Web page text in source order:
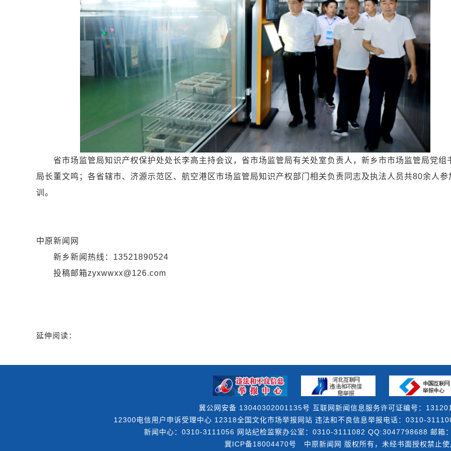
省市场监管局知识产权保护处处长李高主持会议，省市场监管局有关处室负责人，新乡市市场监管局党组
局长董文鸣；各省辖市、济源示范区、航空港区市场监管局知识产权部门相关负责同志及执法人员共80余人参
训。
中原新闻网
新乡新闻热线：13521890524
投稿邮箱zyxwwxx@126.com
延伸阅读：
冀公网安备 13040302001135号 互联网新闻信息服务许可证编号：
12300电信用户申诉受理中心 12318全国文化市场举报网站 违法和不良信息举报电话：0310-
新闻中心：0310-3111056 网站纪检监察办公室：0310-3111082 QQ:3047798688 邮箱
冀ICP备18004470号
中原新闻网 版权所有，未经书面授权禁止使